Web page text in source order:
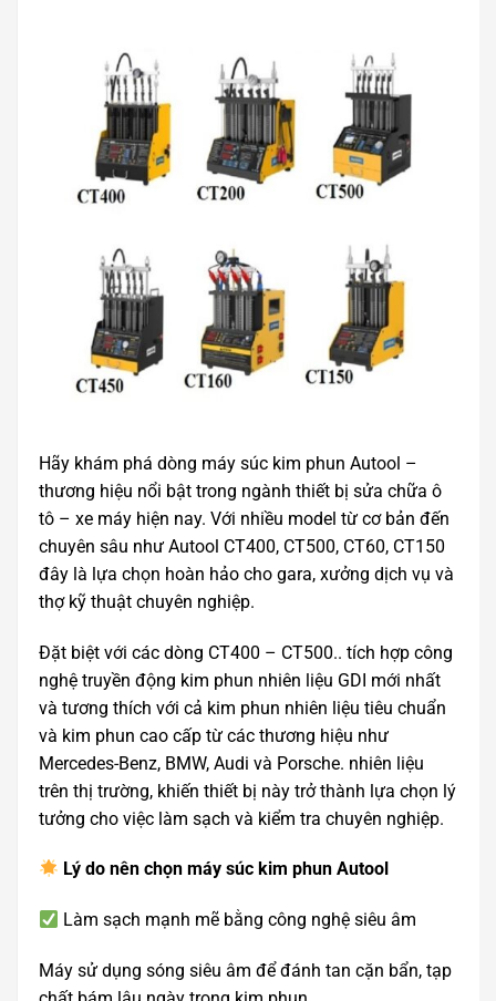
Hãy khám phá dòng máy súc kim phun Autool –
thương hiệu nổi bật trong ngành thiết bị sửa chữa ô
tô – xe máy hiện nay. Với nhiều model từ cơ bản đến
chuyên sâu như Autool CT400, CT500, CT60, CT150
đây là lựa chọn hoàn hảo cho gara, xưởng dịch vụ và
thợ kỹ thuật chuyên nghiệp.
Đặt biệt với các dòng CT400 – CT500.. tích hợp công
nghệ truyền động kim phun nhiên liệu GDI mới nhất
và tương thích với cả kim phun nhiên liệu tiêu chuẩn
và kim phun cao cấp từ các thương hiệu như
Mercedes-Benz, BMW, Audi và Porsche. nhiên liệu
trên thị trường, khiến thiết bị này trở thành lựa chọn lý
tưởng cho việc làm sạch và kiểm tra chuyên nghiệp.
Lý do nên chọn máy súc kim phun Autool
Làm sạch mạnh mẽ bằng công nghệ siêu âm
Máy sử dụng sóng siêu âm để đánh tan cặn bẩn, tạp